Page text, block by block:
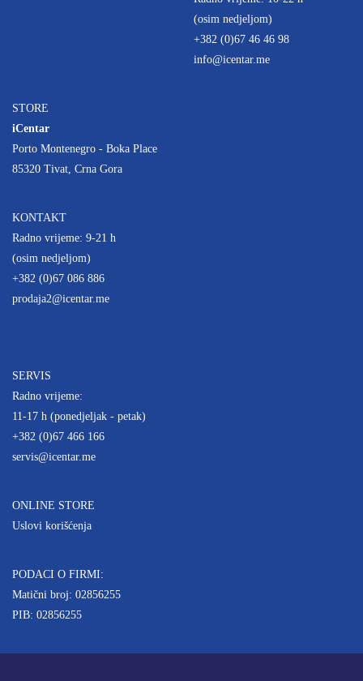
(osim nedjeljom)
+382 (0)67 46 46 98
info@icentar.me
STORE
iCentar
Porto Montenegro - Boka Place
85320 Tivat, Crna Gora
KONTAKT
Radno vrijeme: 9-21 h
(osim nedjeljom)
+382 (0)67 086 886
prodaja2@icentar.me
SERVIS
Radno vrijeme:
11-17 h (ponedjeljak - petak)
+382 (0)67 466 166
servis@icentar.me
ONLINE STORE
Uslovi korišćenja
PODACI O FIRMI:
Matični broj: 02856255
PIB: 02856255